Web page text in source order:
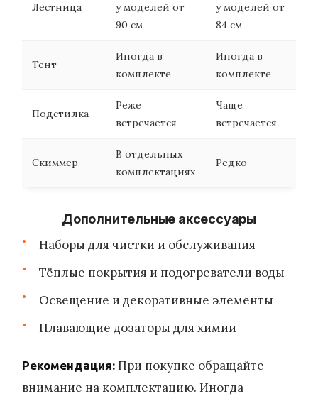
Лестница
у моделей от
90 см
у моделей от
84 см
Тент
Иногда в
комплекте
Иногда в
комплекте
Подстилка
Реже
встречается
Чаще
встречается
Скиммер
В отдельных
комплектациях
Редко
Дополнительные аксессуары
Наборы для чистки и обслуживания
Тёплые покрытия и подогреватели воды
Освещение и декоративные элементы
Плавающие дозаторы для химии
Рекомендация: При покупке обращайте
внимание на комплектацию. Иногда